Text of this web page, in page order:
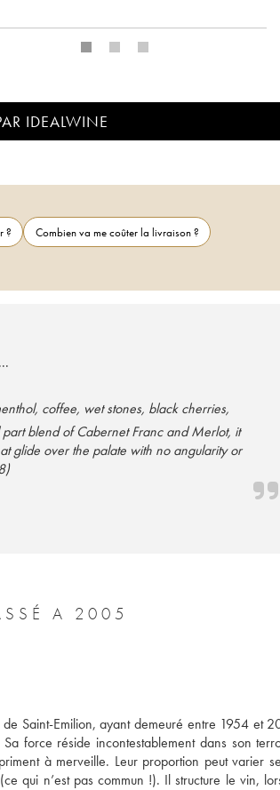
IDEALWINE
?
Combien va me coûter la livraison ?
coffee, wet stones, black cherries,
blend of Cabernet Franc and Merlot, it
glide over the palate with no angularity or
A 2005
Saint-Emilion, ayant demeuré entre 1954 et
force réside incontestablement dans son
à merveille. Leur proportion peut varier
qui n’est pas commun !). Il structure le vin,